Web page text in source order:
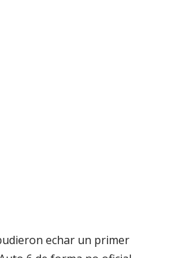
echar un primer